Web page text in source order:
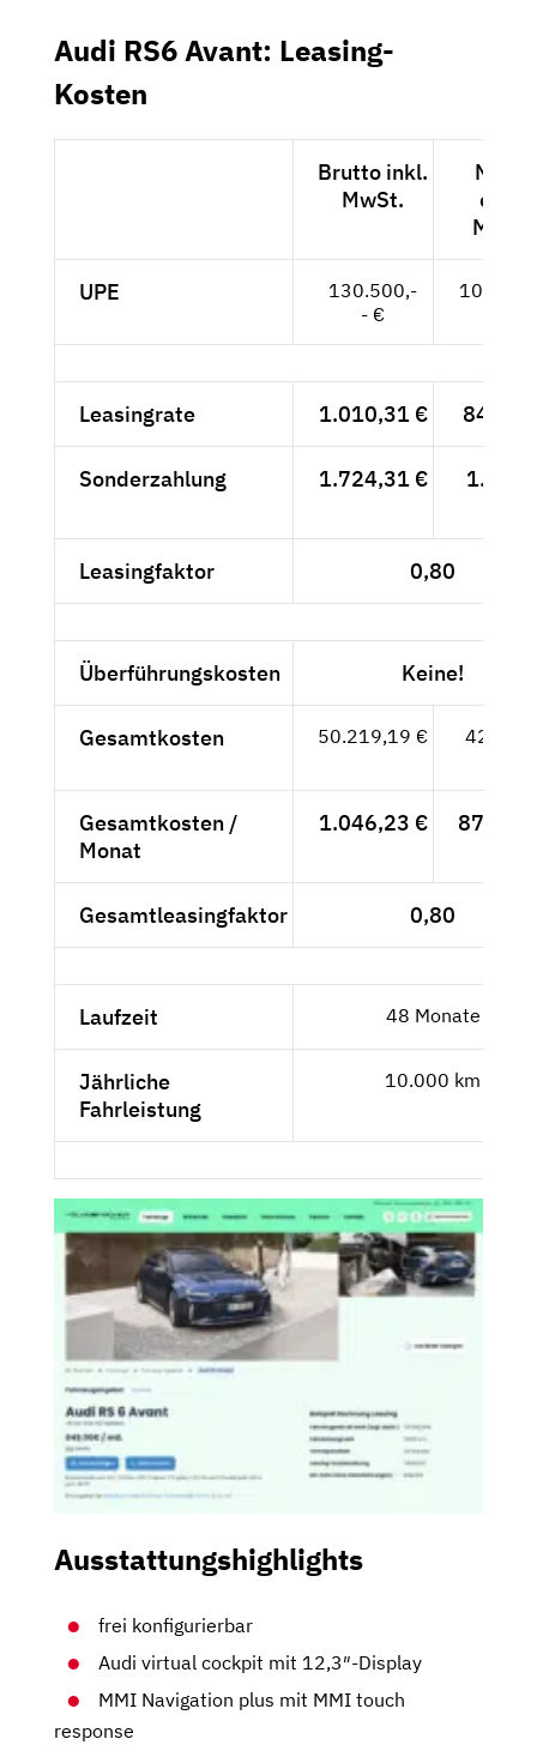
Audi RS6 Avant: Leasing-
Kosten
Brutto inkl.
MwSt.
Netto
exkl.
MwSt.
UPE
130.500,-
- €
Leasingrate 1.010,31 € 849,--
Sonderzahlung 1.724,31 €
Leasingfaktor 0,80
Überführungskosten Keine!
Gesamtkosten 50.219,19 €
Gesamtkosten /
Monat
1.046,23 € 879,19
Gesamtleasingfaktor 0,80
Laufzeit 48 Monate
Jährliche
Fahrleistung
10.000 km
Ausstattungshighlights
frei konfigurierbar
Audi virtual cockpit mit 12,3″-Display
MMI Navigation plus mit MMI touch
response